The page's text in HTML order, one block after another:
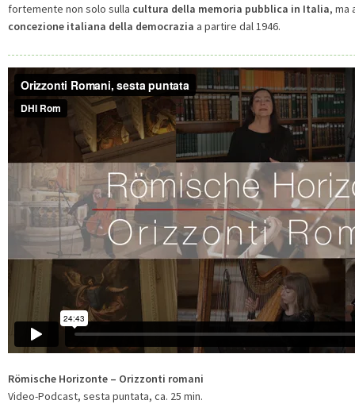
fortemente non solo sulla cultura della memoria pubblica in Italia, ma
concezione italiana della democrazia a partire dal 1946.
Römische Horizonte – Orizzonti romani
Video-Podcast, sesta puntata, ca. 25 min.